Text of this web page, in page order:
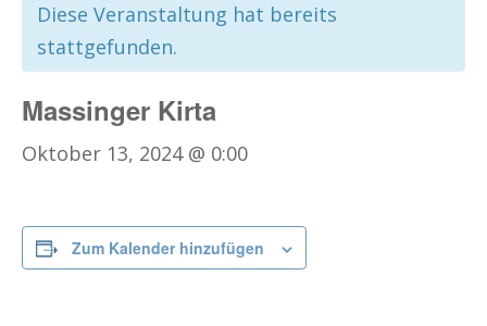
Diese Veranstaltung hat bereits
stattgefunden.
Massinger Kirta
Oktober 13, 2024 @ 0:00
Zum Kalender hinzufügen